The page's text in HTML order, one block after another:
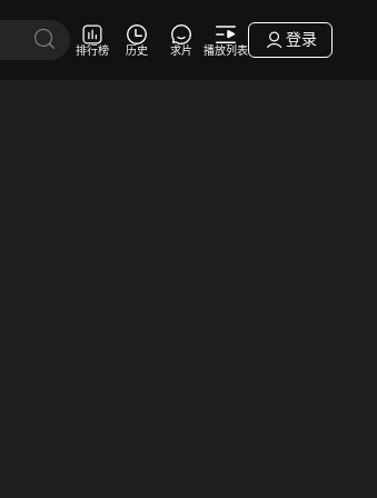
排行榜 历史 求片 播放列表
登录